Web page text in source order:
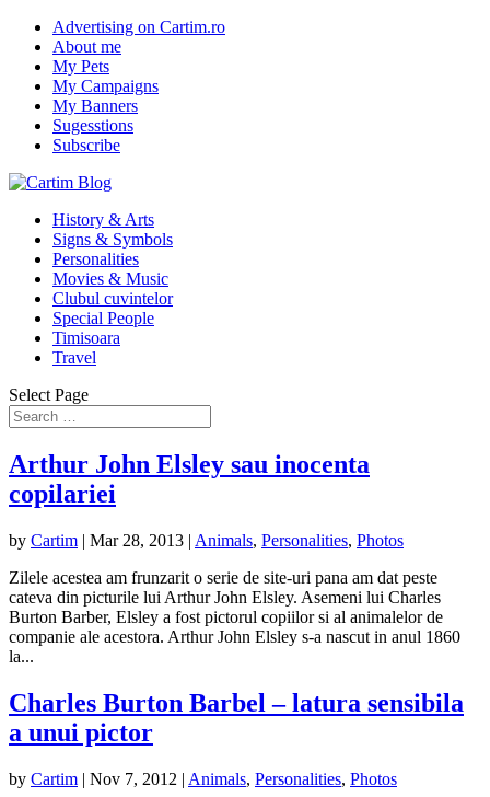
Advertising on Cartim.ro
About me
My Pets
My Campaigns
My Banners
Sugesstions
Subscribe
History & Arts
Signs & Symbols
Personalities
Movies & Music
Clubul cuvintelor
Special People
Timisoara
Travel
Select Page
Arthur John Elsley sau inocenta
copilariei
by Cartim | Mar 28, 2013 | Animals, Personalities, Photos
Zilele acestea am frunzarit o serie de site-uri pana am dat peste
cateva din picturile lui Arthur John Elsley. Asemeni lui Charles
Burton Barber, Elsley a fost pictorul copiilor si al animalelor de
companie ale acestora. Arthur John Elsley s-a nascut in anul 1860
la...
Charles Burton Barbel – latura sensibila
a unui pictor
by Cartim | Nov 7, 2012 | Animals, Personalities, Photos